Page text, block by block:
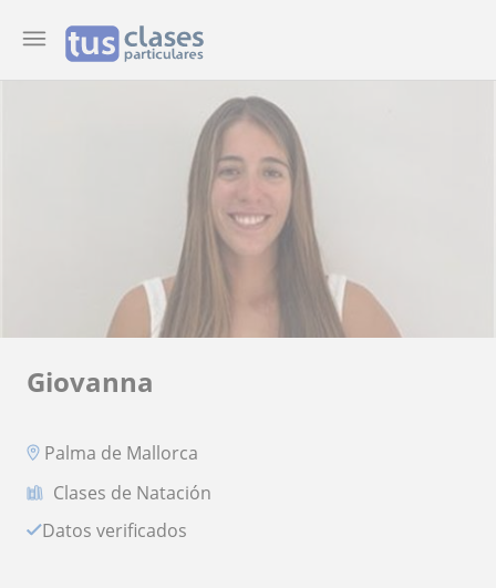
Giovanna
Palma de Mallorca
Clases de Natación
Datos verificados